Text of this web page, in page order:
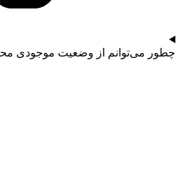
چطور می‌توانم از وضعیت موجودی